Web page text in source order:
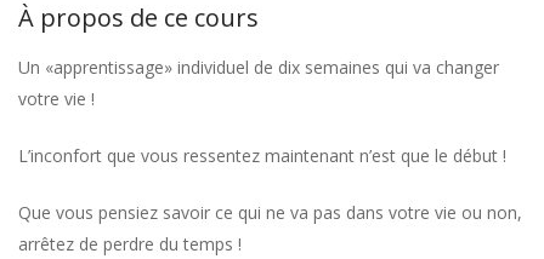
À propos de ce cours
Un «apprentissage» individuel de dix semaines qui va changer
votre vie !
L’inconfort que vous ressentez maintenant n’est que le début !
Que vous pensiez savoir ce qui ne va pas dans votre vie ou non,
arrêtez de perdre du temps !